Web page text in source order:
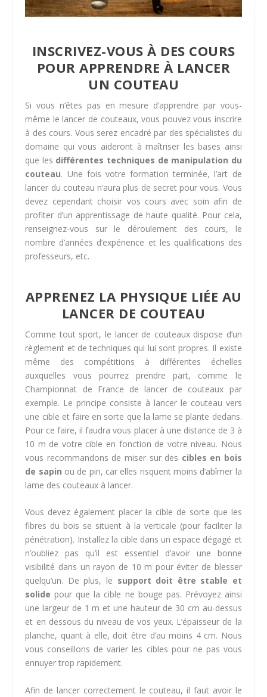
INSCRIVEZ-VOUS À DES COURS
POUR APPRENDRE À LANCER
UN COUTEAU
Si vous n’êtes pas en mesure d’apprendre par vous-
même le lancer de couteaux, vous pouvez vous inscrire
à des cours. Vous serez encadré par des spécialistes du
domaine qui vous aideront à maîtriser les bases ainsi
que les différentes techniques de manipulation du
couteau. Une fois votre formation terminée, l’art de
lancer du couteau n’aura plus de secret pour vous. Vous
devez cependant choisir vos cours avec soin afin de
profiter d’un apprentissage de haute qualité. Pour cela,
renseignez-vous sur le déroulement des cours, le
nombre d’années d’expérience et les qualifications des
professeurs, etc.
APPRENEZ LA PHYSIQUE LIÉE AU
LANCER DE COUTEAU
Comme tout sport, le lancer de couteaux dispose d’un
règlement et de techniques qui lui sont propres. Il existe
même des compétitions à différentes échelles
auxquelles vous pourrez prendre part, comme le
Championnat de France de lancer de couteaux par
exemple. Le principe consiste à lancer le couteau vers
une cible et faire en sorte que la lame se plante dedans.
Pour ce faire, il faudra vous placer à une distance de 3 à
10 m de votre cible en fonction de votre niveau. Nous
vous recommandons de miser sur des cibles en bois
de sapin ou de pin, car elles risquent moins d’abîmer la
lame des couteaux à lancer.
Vous devez également placer la cible de sorte que les
fibres du bois se situent à la verticale (pour faciliter la
pénétration). Installez la cible dans un espace dégagé et
n’oubliez pas qu’il est essentiel d’avoir une bonne
visibilité dans un rayon de 10 m pour éviter de blesser
quelqu’un. De plus, le support doit être stable et
solide pour que la cible ne bouge pas. Prévoyez ainsi
une largeur de 1 m et une hauteur de 30 cm au-dessus
et en dessous du niveau de vos yeux. L’épaisseur de la
planche, quant à elle, doit être d’au moins 4 cm. Nous
vous conseillons de varier les cibles pour ne pas vous
ennuyer trop rapidement.
Afin de lancer correctement le couteau, il faut avoir le